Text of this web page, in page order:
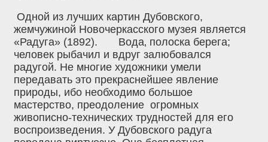
Одной из лучших картин Дубовского,
жемчужиной Новочеркасского музея является
«Радуга» (1892). Вода‚ полоска берега;
человек рыбачил и вдруг залюбовался
радугой. Не многие художники умели
передавать это прекраснейшее явление
природы, ибо необходимо большое
мастерство, преодоление огромных
живописно-технических трудностей для его
воспроизведения. У Дубовского радуга